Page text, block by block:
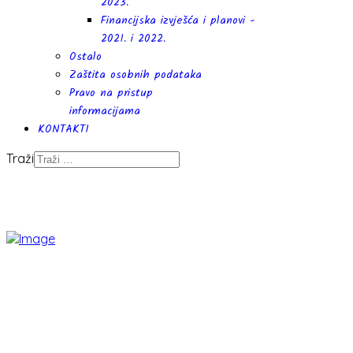
Financijska izvješća i planovi -
2021. i 2022.
Ostalo
Zaštita osobnih podataka
Pravo na pristup
informacijama
KONTAKTI
Traži